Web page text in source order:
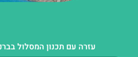
עזרה עם תכנון המסלול